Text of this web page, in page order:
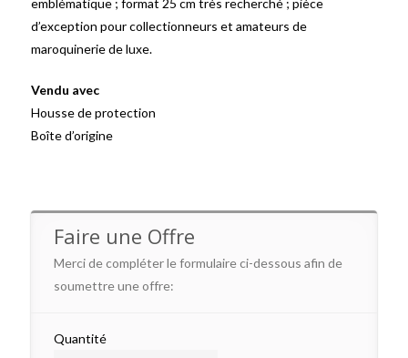
emblématique ; format 25 cm très recherché ; pièce
d’exception pour collectionneurs et amateurs de
maroquinerie de luxe.
Vendu avec
Housse de protection
Boîte d’origine
Faire une Offre
Merci de compléter le formulaire ci-dessous afin de
soumettre une offre:
Quantité